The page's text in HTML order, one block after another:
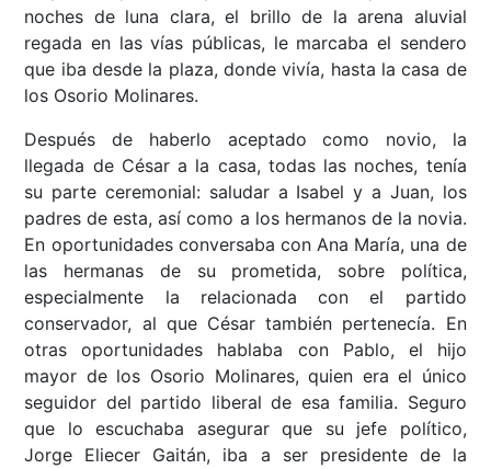
noches de luna clara, el brillo de la arena aluvial
regada en las vías públicas, le marcaba el sendero
que iba desde la plaza, donde vivía, hasta la casa de
los Osorio Molinares.
Después de haberlo aceptado como novio, la
llegada de César a la casa, todas las noches, tenía
su parte ceremonial: saludar a Isabel y a Juan, los
padres de esta, así como a los hermanos de la novia.
En oportunidades conversaba con Ana María, una de
las hermanas de su prometida, sobre política,
especialmente la relacionada con el partido
conservador, al que César también pertenecía. En
otras oportunidades hablaba con Pablo, el hijo
mayor de los Osorio Molinares, quien era el único
seguidor del partido liberal de esa familia. Seguro
que lo escuchaba asegurar que su jefe político,
Jorge Eliecer Gaitán, iba a ser presidente de la